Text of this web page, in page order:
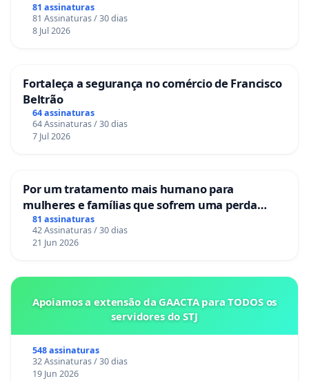
81 assinaturas
81 Assinaturas / 30 dias
8 Jul 2026
Fortaleça a segurança no comércio de Francisco
Beltrão
64 assinaturas
64 Assinaturas / 30 dias
7 Jul 2026
Por um tratamento mais humano para
mulheres e famílias que sofrem uma perda
gestacional nos hospitais portugueses
81 assinaturas
42 Assinaturas / 30 dias
21 Jun 2026
Apoiamos a extensão da GAACTA para TODOS os
servidores do STJ
548 assinaturas
32 Assinaturas / 30 dias
19 Jun 2026